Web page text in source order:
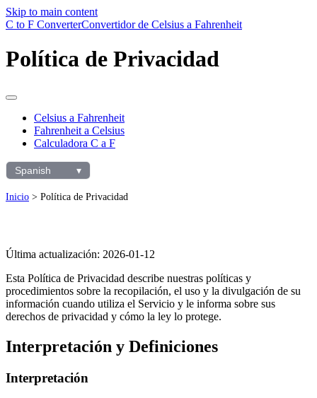
Skip to main content
C to F ConverterConvertidor de Celsius a Fahrenheit
Política de Privacidad
Celsius a Fahrenheit
Fahrenheit a Celsius
Calculadora C a F
Selecciona
idioma
Spanish ▾
Inicio > Política de Privacidad
Última actualización: 2026-01-12
Esta Política de Privacidad describe nuestras políticas y
procedimientos sobre la recopilación, el uso y la divulgación de su
información cuando utiliza el Servicio y le informa sobre sus
derechos de privacidad y cómo la ley lo protege.
Interpretación y Definiciones
Interpretación